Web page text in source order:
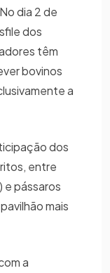
dia 2 de
dos
têm
bovinos
a
dos
entre
e pássaros
mais
a